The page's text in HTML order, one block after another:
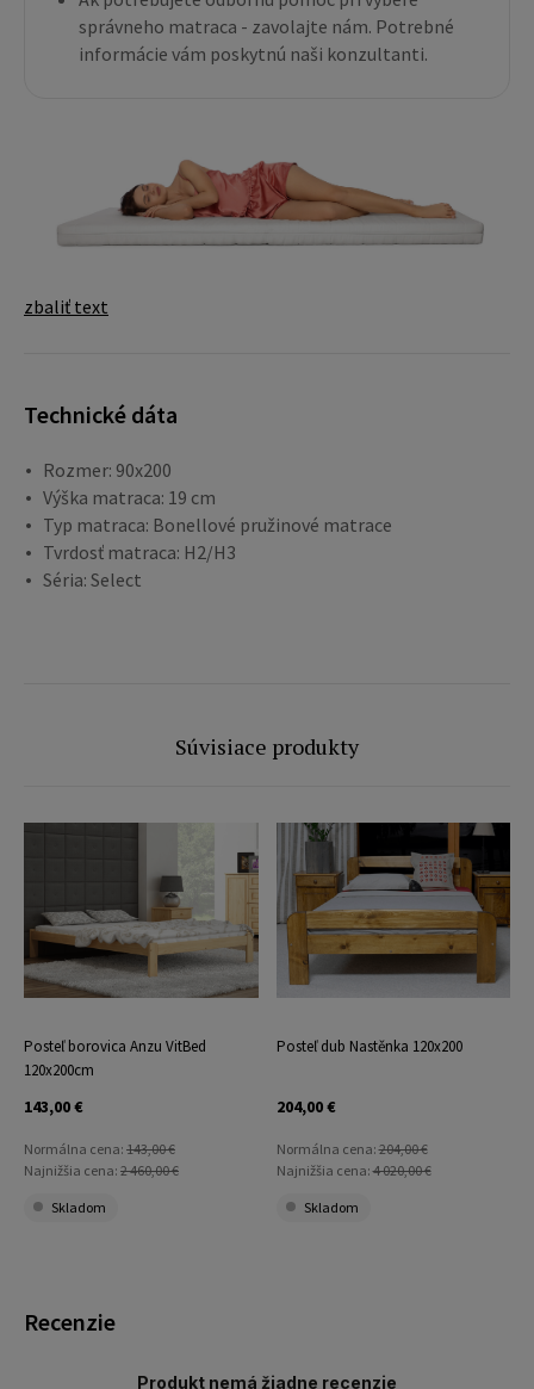
správneho matraca - zavolajte nám. Potrebné
informácie vám poskytnú naši konzultanti.
zbaliť text
Technické dáta
Rozmer: 90x200
Výška matraca: 19 cm
Typ matraca: Bonellové pružinové matrace
Tvrdosť matraca: H2/H3
Séria: Select
Recenzie
Produkt nemá žiadne recenzie
Súvisiace produkty
Posteľ borovica Anzu VitBed
120x200cm
143,00 €
Normálna cena: 143,00 €
Najnižšia cena: 2 460,00 €
Skladom
Posteľ dub Nastěnka 120x200
204,00 €
Normálna cena:204,00 €
Najnižšia cena:4 020,00 €
Skladom